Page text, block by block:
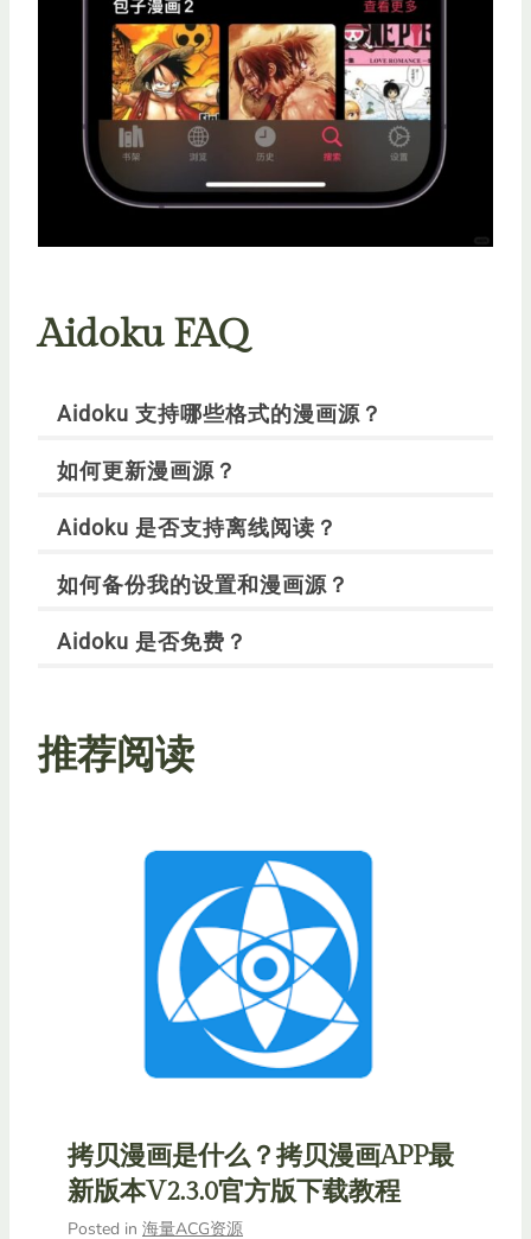
Aidoku FAQ
Aidoku 支持哪些格式的漫画源？
如何更新漫画源？
Aidoku 是否支持离线阅读？
如何备份我的设置和漫画源？
Aidoku 是否免费？
推荐阅读
拷贝漫画是什么？拷贝漫画APP最
新版本V2.3.0官方版下载教程
Posted in 海量ACG资源